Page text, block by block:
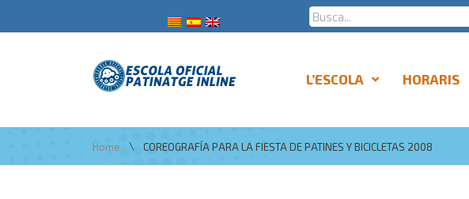
L’ESCOLA HORARIS
Home \ COREOGRAFÍA PARA LA FIESTA DE PATINES Y BICICLETAS 2008